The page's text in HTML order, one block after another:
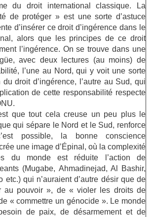
du droit international classique. La
de protéger » est une sorte d’astuce
d’insérer ce droit d’ingérence dans le
alors que les principes de ce droit
l’ingérence. On se trouve dans une
avec deux lectures (au moins) de
l’une au Nord, qui y voit une sorte
droit d’ingérence, l’autre au Sud, qui
de cette responsabilité respecte
que tout cela creuse un peu plus le
qui sépare le Nord et le Sud, renforce
possible, la bonne conscience
une image d’Épinal, où la complexité
du monde est réduite l’action de
(Mugabe, Ahmadinejad, Al Bashir,
etc.) qui n’auraient d’autre désir que de
au pouvoir », de « violer les droits de
« commettre un génocide ». Le monde
de paix, de désarmement et de